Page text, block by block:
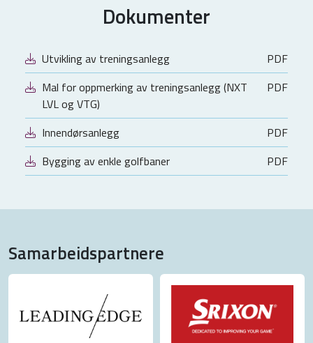
Dokumenter
Utvikling av treningsanlegg
PDF
Mal for oppmerking av treningsanlegg (NXT
LVL og VTG)
PDF
Innendørsanlegg
PDF
Bygging av enkle golfbaner
PDF
Samarbeidspartnere